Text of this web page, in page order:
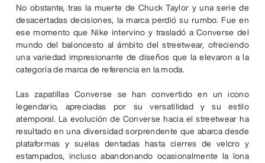
No obstante, tras la muerte de Chuck Taylor y una serie de
desacertadas decisiones, la marca perdió su rumbo. Fue en
ese momento que Nike intervino y trasladó a Converse del
mundo del baloncesto al ámbito del streetwear, ofreciendo
una variedad impresionante de diseños que la elevaron a la
categoría de marca de referencia en la moda.
Las zapatillas Converse se han convertido en un icono
legendario, apreciadas por su versatilidad y su estilo
atemporal. La evolución de Converse hacia el streetwear ha
resultado en una diversidad sorprendente que abarca desde
plataformas y suelas dentadas hasta cierres de velcro y
estampados, incluso abandonando ocasionalmente la lona